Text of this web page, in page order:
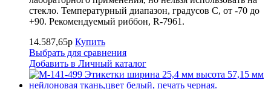
стекло. Температурный диапазон, градусов С, от -70 до
+90. Рекомендуемый риббон, R-7961.
14.587,65р Купить
Выбрать для сравнения
Добавить в Личный каталог